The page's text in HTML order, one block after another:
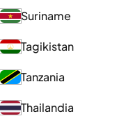
Suriname
Tagikistan
Tanzania
Thailandia